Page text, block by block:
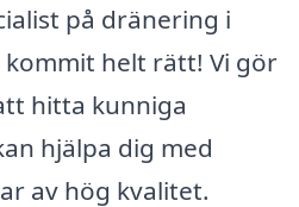
på dränering i
kommit helt rätt! Vi gör
hitta kunniga
hjälpa dig med
av hög kvalitet.